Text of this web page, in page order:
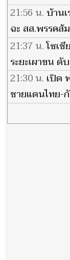
เติบโตยั่งยืน
21:56 น. บ้าน
ฉะ สส.พรรคส้
เยือนไทย
21:37 น.โซเ
ระยะเผาขน ดั
21:30 น. เปิด
ชายแดนไทย-